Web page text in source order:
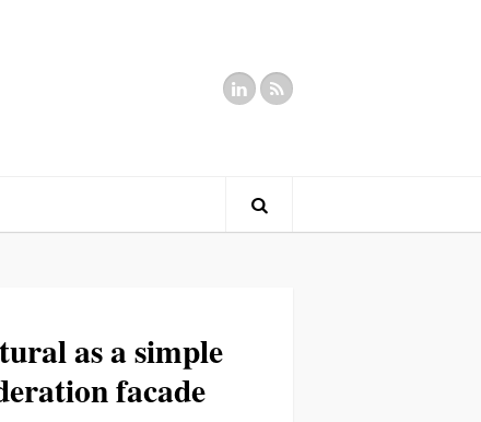
as a simple
facade